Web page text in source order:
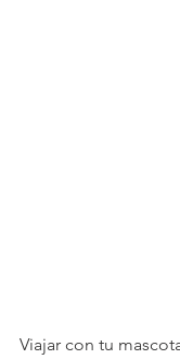
Viajar con tu